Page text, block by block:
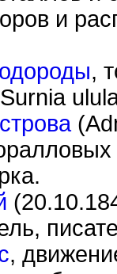
и
,
,